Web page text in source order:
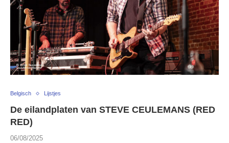
Belgisch Lijstjes
De eilandplaten van STEVE CEULEMANS (RED
RED)
06/08/2025